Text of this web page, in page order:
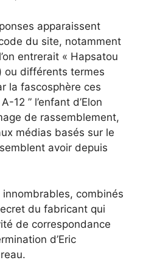
apparaissent
du site, notamment
entrerait « Hapsatou
ou différents termes
la fascosphère ces
12 ” l’enfant d’Elon
de rassemblement,
médias basés sur le
avoir depuis
combinés
du fabricant qui
de correspondance
d’Eric